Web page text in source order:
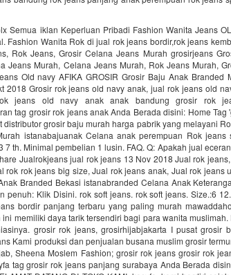
Semua iklan Keperluan Pribadi Fashion Wanita Jeans
Fashion Wanita Rok di jual rok jeans bordir,rok jeans
Rok Jeans, Grosir Celana Jeans Murah grosirjeans
Jeans Murah, Celana Jeans Murah, Rok Jeans Murah,
Old navy AFIKA GROSIR Grosir Baju Anak Branded
2018 Grosir rok jeans old navy anak, jual rok jeans old
jeans old navy anak anak bandung grosir rok
tag grosir rok jeans anak Anda Berada disini: Home
distributor grosir baju murah harga pabrik yang melayani
istanabajuanak Celana anak perempuan Rok
7 th. Minimal pembelian 1 lusin. FAQ. Q: Apakah jual
Jualrokjeans jual rok jeans 13 Nov 2018 Jual rok
rok rok jeans big size, Jual rok jeans anak, Jual rok jeans
Branded Bekasi istanabranded Celana Anak
penuh: Klik Disini. rok soft jeans. rok soft jeans. Size.:6
bordir panjang terbaru yang paling murah
ini memiliki daya tarik tersendiri bagi para wanita
grosir rok jeans, grosirhijabjakarta I pusat grosir
Kami produksi dan penjualan busana muslim grosir
Sheena Moslem Fashion; grosir rok jeans grosir rok
tag grosir rok jeans panjang surabaya Anda Berada